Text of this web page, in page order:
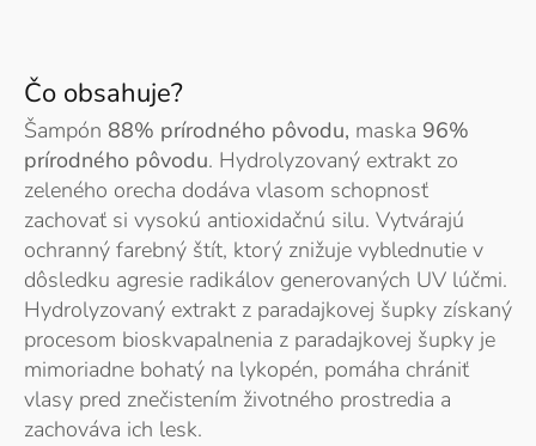
Čo obsahuje?
Šampón 88% prírodného pôvodu, maska 96%
prírodného pôvodu. Hydrolyzovaný extrakt zo
zeleného orecha dodáva vlasom schopnosť
zachovať si vysokú antioxidačnú silu. Vytvárajú
ochranný farebný štít, ktorý znižuje vyblednutie v
dôsledku agresie radikálov generovaných UV lúčmi.
Hydrolyzovaný extrakt z paradajkovej šupky získaný
procesom bioskvapalnenia z paradajkovej šupky je
mimoriadne bohatý na lykopén, pomáha chrániť
vlasy pred znečistením životného prostredia a
zachováva ich lesk.